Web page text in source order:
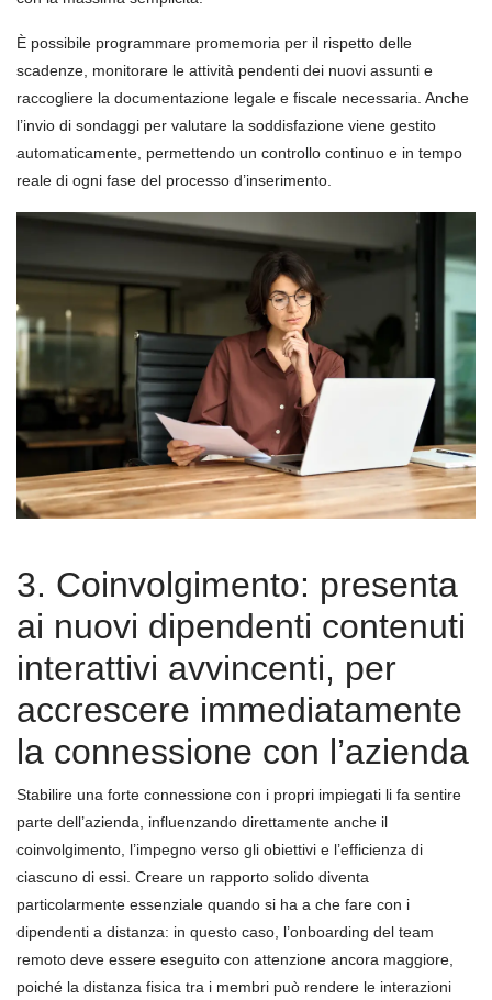
È possibile programmare promemoria per il rispetto delle
scadenze, monitorare le attività pendenti dei nuovi assunti e
raccogliere la documentazione legale e fiscale necessaria. Anche
l’invio di sondaggi per valutare la soddisfazione viene gestito
automaticamente, permettendo un controllo continuo e in tempo
reale di ogni fase del processo d’inserimento.
3. Coinvolgimento: presenta
ai nuovi dipendenti contenuti
interattivi avvincenti, per
accrescere immediatamente
la connessione con l’azienda
Stabilire una forte connessione con i propri impiegati li fa sentire
parte dell’azienda, influenzando direttamente anche il
coinvolgimento, l’impegno verso gli obiettivi e l’efficienza di
ciascuno di essi. Creare un rapporto solido diventa
particolarmente essenziale quando si ha a che fare con i
dipendenti a distanza: in questo caso, l’onboarding del team
remoto deve essere eseguito con attenzione ancora maggiore,
poiché la distanza fisica tra i membri può rendere le interazioni